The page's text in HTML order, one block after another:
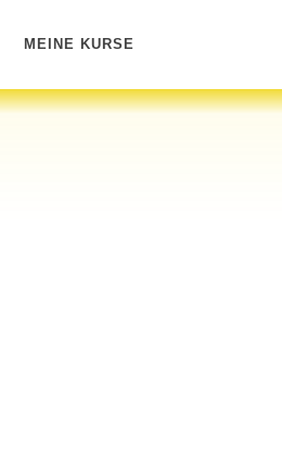
MEINE KURSE